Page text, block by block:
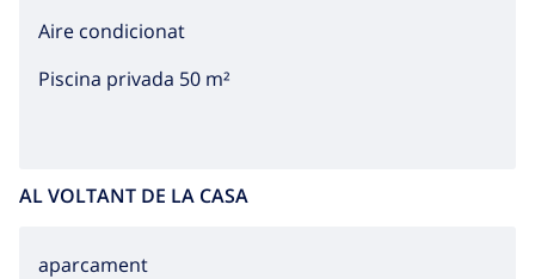
Aire condicionat
Piscina privada 50 m²
AL VOLTANT DE LA CASA
aparcament